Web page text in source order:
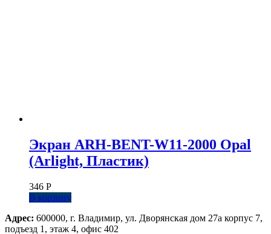
Экран ARH-BENT-W11-2000 Opal
(Arlight, Пластик)
346 Р
В корзину
Адрес: 600000, г. Владимир, ул. Дворянская дом 27а корпус 7,
подъезд 1, этаж 4, офис 402